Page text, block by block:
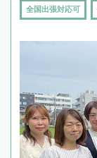
全国出張対応可